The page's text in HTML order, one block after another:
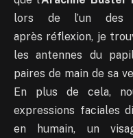
lors de l’un des
après réflexion, je
les antennes du
paires de main de sa
En plus de cela,
expressions faciales
en humain, un